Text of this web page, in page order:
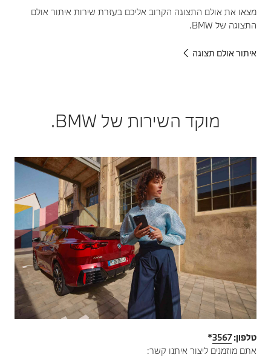
מצאו את אולם התצוגה הקרוב אליכם בעזרת שירות איתור אולם
התצוגה של BMW.
איתור אולם תצוגה
מוקד השירות של BMW.
טלפון:3567
*
אתם מוזמנים ליצור איתנו קשר: